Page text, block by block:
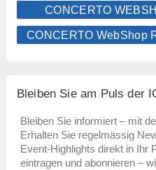
CONCERTO
CONCERTO WebShop
Bleiben Sie am Puls der
Bleiben Sie informiert – mit
Erhalten Sie regelmässig
Event-Highlights direkt in Ihr
eintragen und abonnieren –